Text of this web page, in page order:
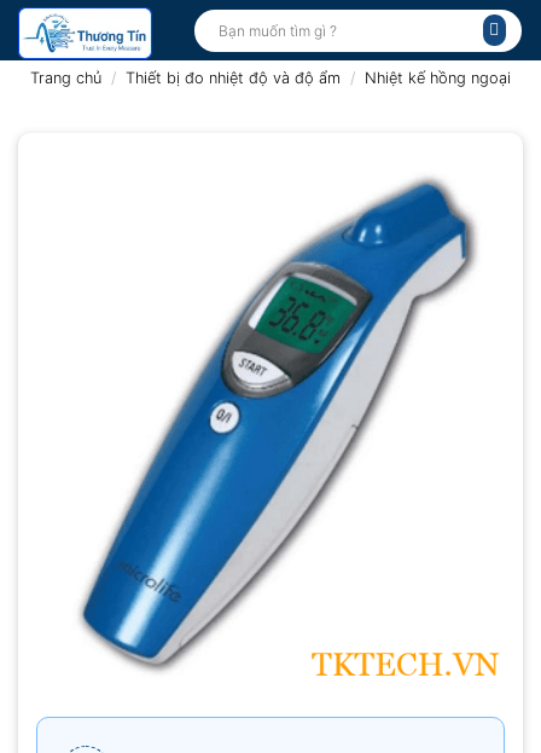
Bỏ
qua
Tìm
kiếm:
Trang chủ / Thiết bị đo nhiệt độ và độ ẩm / Nhiệt kế hồng ngoại